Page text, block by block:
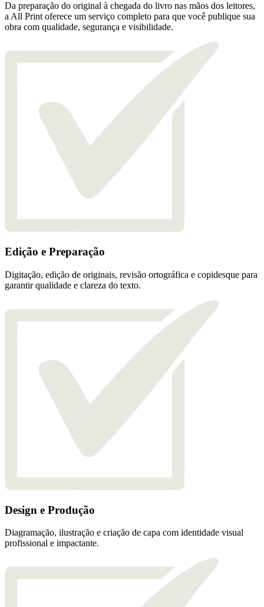
Da preparação do original à chegada do livro nas mãos dos leitores,
a All Print oferece um serviço completo para que você publique sua
obra com qualidade, segurança e visibilidade.
Edição e Preparação
Digitação, edição de originais, revisão ortográfica e copidesque para
garantir qualidade e clareza do texto.
Design e Produção
Diagramação, ilustração e criação de capa com identidade visual
profissional e impactante.